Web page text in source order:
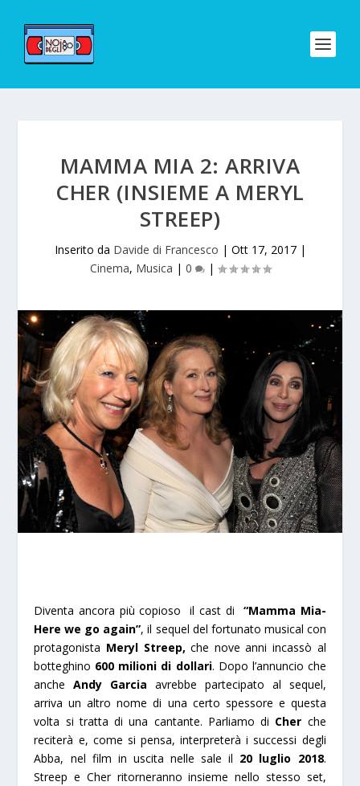
MAMMA MIA 2: ARRIVA
CHER (INSIEME A MERYL
STREEP)
Inserito da Davide di Francesco | Ott 17, 2017|
Cinema, Musica | 0 |
Diventa ancora più copioso il cast di “Mamma Mia-
Here we go again”, il sequel del fortunato musical con
protagonista Meryl Streep, che nove anni incassò al
botteghino 600 milioni di dollari. Dopo l’annuncio che
ancheAndy Garciaavrebbe partecipato al sequel,
arriva un altro nome di una certo spessore e questa
volta si tratta di una cantante. Parliamo di Cher che
reciterà e, come si pensa, interpreterà i successi degli
Abba, nel film in uscita nelle sale il 20 luglio 2018.
Streep e Cher ritorneranno insieme nello stesso set,